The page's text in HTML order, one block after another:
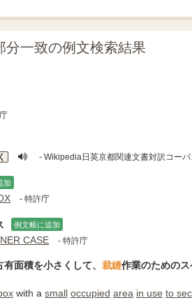
分一致の例文検索結果
- Wikipedia日英京都関連文書対訳コーパ
加
- 特許庁
例文帳に追加
CASE - 特許庁
有面積を小さくして、 裁縫作業のための
with a small occupied area in use to